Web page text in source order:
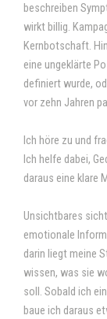
beschreiben
wirkt billig.
Kernbotschaft.
eine ungeklärte
definiert wurde,
vor zehn Jahren
Ich höre zu und
Ich helfe dabei,
daraus eine klare
Unsichtbares
emotionale
darin liegt meine
wissen, was sie
soll. Sobald ich
baue ich daraus